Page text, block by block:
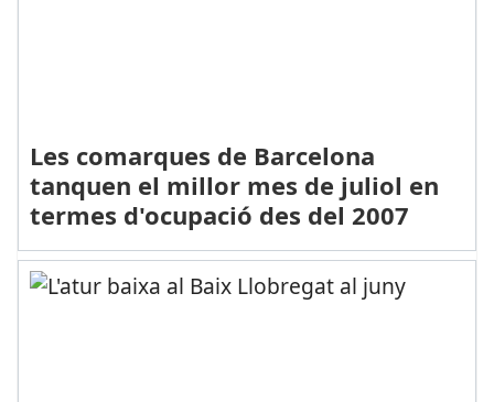
Les comarques de Barcelona
tanquen el millor mes de juliol en
termes d'ocupació des del 2007